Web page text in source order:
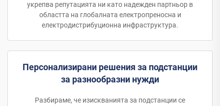
укрепва репутацията ни като надежден партньор в
областта на глобалната електропреносна и
електродистрибуционна инфраструктура.
Персонализирани решения за подстанции
за разнообразни нужди
Разбираме, че изискванията за подстанции се